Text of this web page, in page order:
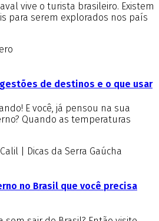
vive o turista brasileiro. Existem
para serem explorados nos país
de destinos e o que usar
E você, já pensou na sua
Quando as temperaturas
| Dicas da Serra Gaúcha
no Brasil que você precisa